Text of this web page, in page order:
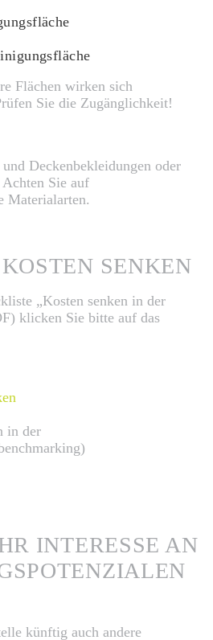
Flächen wirken sich
Sie die Zugänglichkeit!
Deckenbekleidungen oder
Sie auf
Materialarten.
SENKEN
„Kosten senken in der
klicken Sie bitte auf das
in der
INTERESSE AN
künftig auch andere